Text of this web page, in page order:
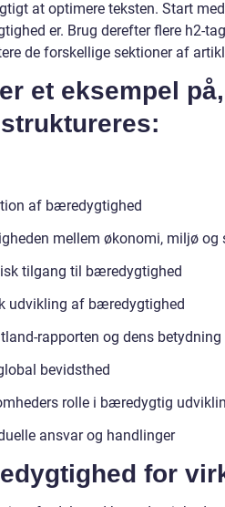
at optimere teksten. Start
er. Brug derefter flere h2-
de forskellige sektioner af
et eksempel
af bæredygtighed
mellem økonomi, miljø og
tilgang til bæredygtighed
udvikling af bæredygtighed
rapporten og dens betydning
bevidsthed
rolle i bæredygtig
ansvar og handlinger
for